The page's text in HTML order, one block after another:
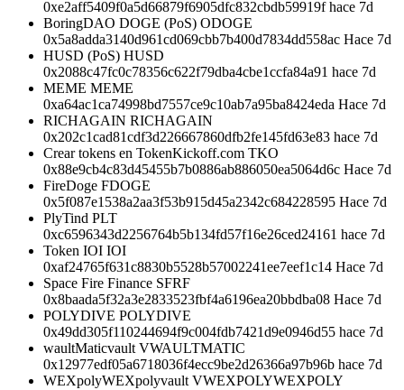
0xe2aff5409f0a5d66879f6905dfc832cbdb59919f hace 7d
BoringDAO DOGE (PoS) ODOGE
0x5a8adda3140d961cd069cbb7b400d7834dd558ac Hace 7d
HUSD (PoS) HUSD
0x2088c47fc0c78356c622f79dba4cbe1ccfa84a91 hace 7d
MEME MEME
0xa64ac1ca74998bd7557ce9c10ab7a95ba8424eda Hace 7d
RICHAGAIN RICHAGAIN
0x202c1cad81cdf3d226667860dfb2fe145fd63e83 hace 7d
Crear tokens en TokenKickoff.com TKO
0x88e9cb4c83d45455b7b0886ab886050ea5064d6c Hace 7d
FireDoge FDOGE
0x5f087e1538a2aa3f53b915d45a2342c684228595 Hace 7d
PlyTind PLT
0xc6596343d2256764b5b134fd57f16e26ced24161 hace 7d
Token IOI IOI
0xaf24765f631c8830b5528b57002241ee7eef1c14 Hace 7d
Space Fire Finance SFRF
0x8baada5f32a3e2833523fbf4a6196ea20bbdba08 Hace 7d
POLYDIVE POLYDIVE
0x49dd305f110244694f9c004fdb7421d9e0946d55 hace 7d
waultMaticvault VWAULTMATIC
0x12977edf05a6718036f4ecc9be2d26366a97b96b hace 7d
WEXpolyWEXpolyvault VWEXPOLYWEXPOLY